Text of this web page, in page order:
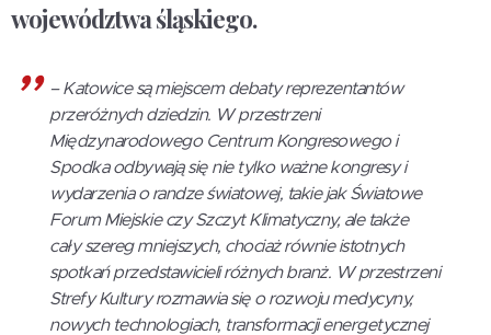
województwa śląskiego.
– Katowice są miejscem debaty reprezentantów
przeróżnych dziedzin. W przestrzeni
Międzynarodowego Centrum Kongresowego i
Spodka odbywają się nie tylko ważne kongresy i
wydarzenia o randze światowej, takie jak Światowe
Forum Miejskie czy Szczyt Klimatyczny, ale także
cały szereg mniejszych, chociaż równie istotnych
spotkań przedstawicieli różnych branż. W przestrzeni
Strefy Kultury rozmawia się o rozwoju medycyny,
nowych technologiach, transformacji energetycznej